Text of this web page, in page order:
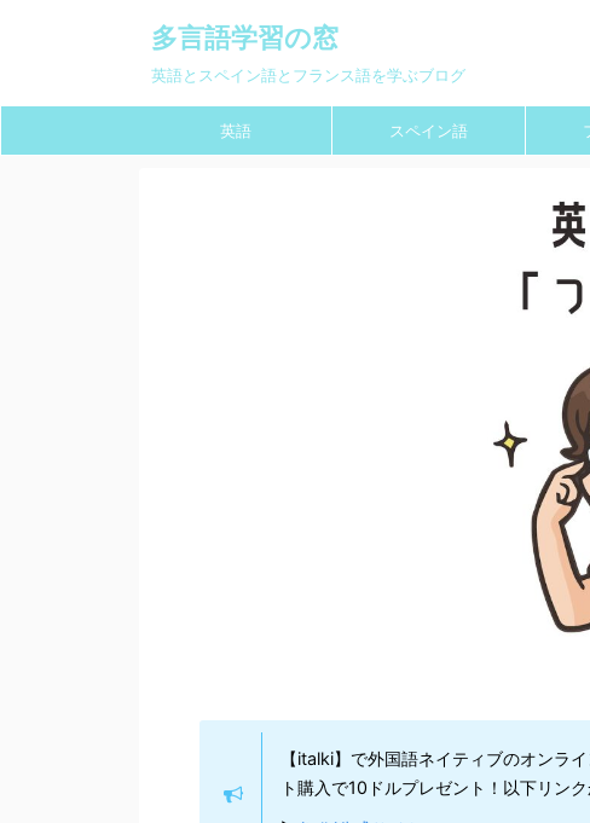
多言語学習の窓
英語とスペイン語とフランス語を学ぶブログ
英語 スペイン語
【italki】で外国語ネイティブのオンラ
ト購入で10ドルプレゼント！以下リン